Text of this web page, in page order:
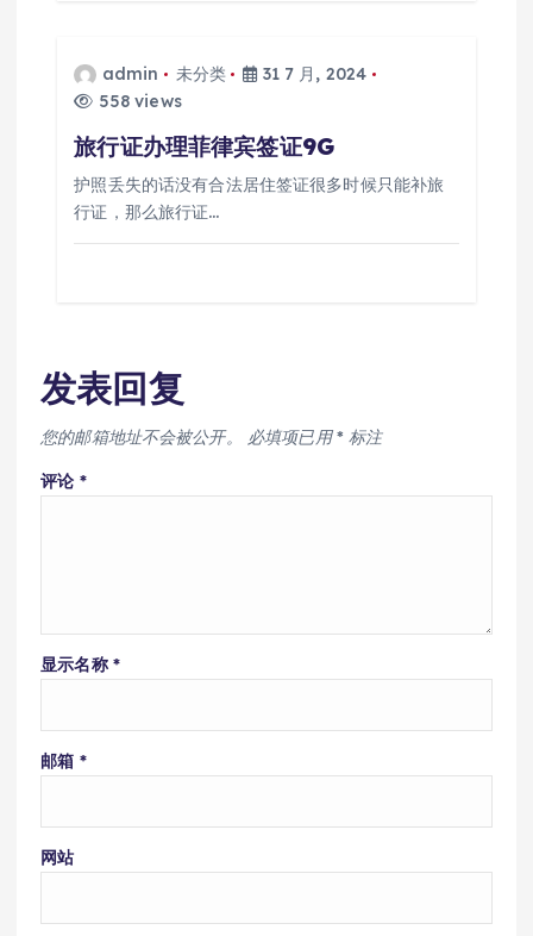
admin 未分类
31 7 月, 2024
558 views
旅行证办理菲律宾签证9G
护照丢失的话没有合法居住签证很多时候只能补旅
行证，那么旅行证…
发表回复
您的邮箱地址不会被公开。 必填项已用* 标注
评论 *
显示名称 *
邮箱 *
网站